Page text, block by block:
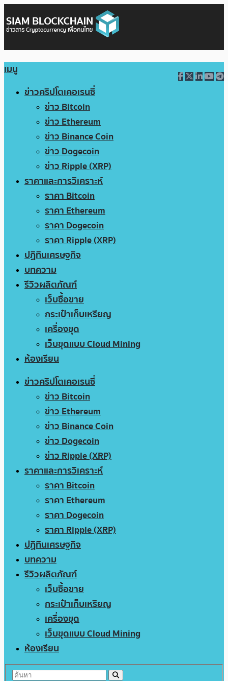
เมนู
ข่าวคริปโตเคอเรนซี่
ข่าว Bitcoin
ข่าว Ethereum
ข่าว Binance Coin
ข่าว Dogecoin
ข่าว Ripple (XRP)
ราคาและการวิเคราะห์
ราคา Bitcoin
ราคา Ethereum
ราคา Dogecoin
ราคา Ripple (XRP)
ปฏิทินเศรษฐกิจ
บทความ
รีวิวผลิตภัณฑ์
เว็บซื้อขาย
กระเป๋าเก็บเหรียญ
เครื่องขุด
เว็บขุดแบบ Cloud Mining
ห้องเรียน
ข่าวคริปโตเคอเรนซี่
ข่าว Bitcoin
ข่าว Ethereum
ข่าว Binance Coin
ข่าว Dogecoin
ข่าว Ripple (XRP)
ราคาและการวิเคราะห์
ราคา Bitcoin
ราคา Ethereum
ราคา Dogecoin
ราคา Ripple (XRP)
ปฏิทินเศรษฐกิจ
บทความ
รีวิวผลิตภัณฑ์
เว็บซื้อขาย
กระเป๋าเก็บเหรียญ
เครื่องขุด
เว็บขุดแบบ Cloud Mining
ห้องเรียน